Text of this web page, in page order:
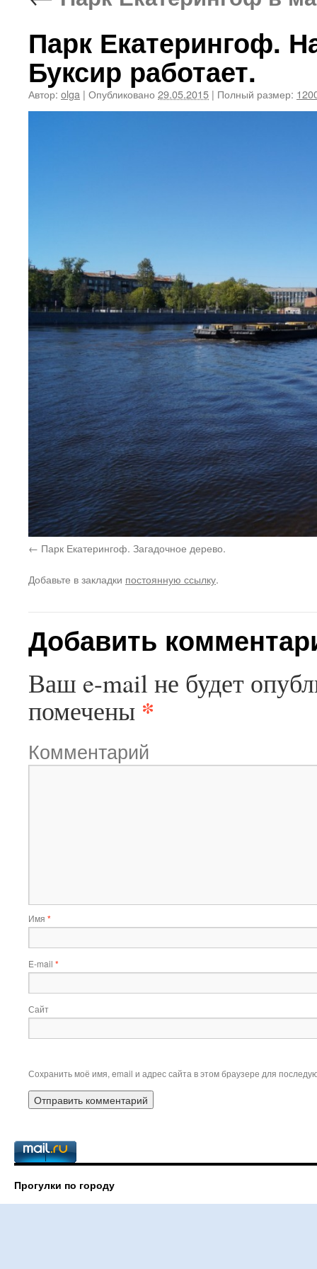
Парк Екатерингоф.
Буксир работает.
Автор: olga | Опубликовано 29.05.2015 | Полный размер:
Парк Екатерингоф. Загадочное дерево.
Добавьте в закладки постоянную ссылку.
Добавить
Ваш e-mail не будет
помечены *
Комментарий
Имя *
E-mail *
Сайт
Сохранить моё имя, email и адрес сайта в этом браузере для
Прогулки по городу